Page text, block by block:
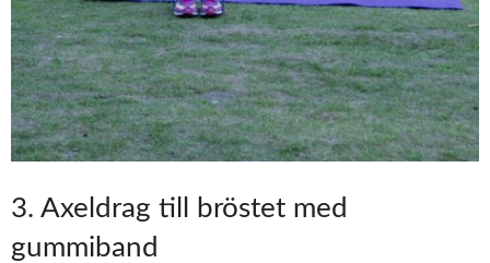
3. Axeldrag till bröstet med
gummiband